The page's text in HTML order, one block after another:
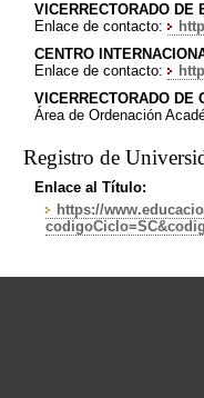
VICERRECTORADO DE
Enlace de contacto:
CENTRO
Enlace de contacto:
VICERRECTORADO DE
Área de Ordenación
Registro de
Enlace al Título:
https://